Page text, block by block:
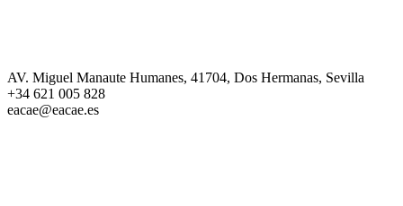
AV. Miguel Manaute Humanes, 41704, Dos Hermanas, Sevilla
+34 621 005 828
eacae@eacae.es